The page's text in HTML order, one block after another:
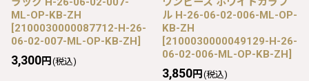
ML-OP-KB-ZH
[2100030000087712-H-26-
06-02-007-ML-OP-KB-ZH]
3,300円 (税込)
ル H-26-06-02-006-ML-OP-
KB-ZH
[2100030000049129-H-26-
06-02-006-ML-OP-KB-ZH]
3,850円 (税込)